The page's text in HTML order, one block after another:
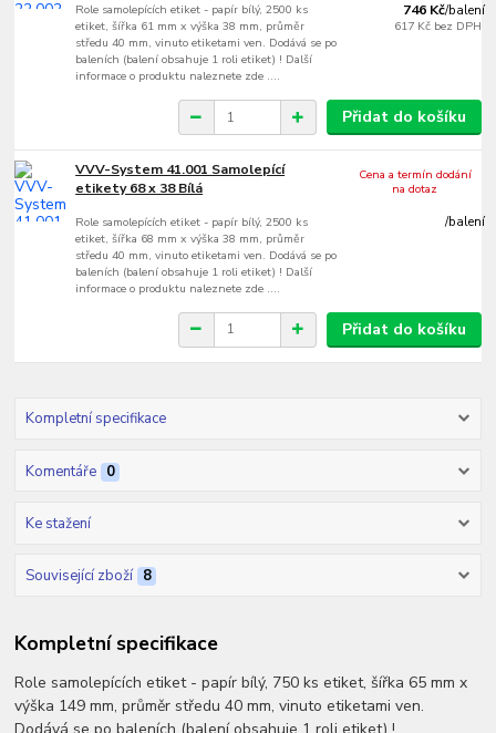
Role samolepících etiket - papír bílý, 2500 ks
etiket, šířka 61 mm x výška 38 mm, průměr
středu 40 mm, vinuto etiketami ven. Dodává se po
baleních (balení obsahuje 1 roli etiket) ! Další
informace o produktu naleznete zde ....
746 Kč/balení
617 Kč bez DPH
Přidat do košíku
VVV-System 41.001 Samolepící
etikety 68 x 38 Bílá
Role samolepících etiket - papír bílý, 2500 ks
etiket, šířka 68 mm x výška 38 mm, průměr
středu 40 mm, vinuto etiketami ven. Dodává se po
baleních (balení obsahuje 1 roli etiket) ! Další
informace o produktu naleznete zde ....
/balení
Cena a termín dodání
na dotaz
Přidat do košíku
Kompletní specifikace
Komentáře 0
Ke stažení
Související zboží 8
Kompletní specifikace
Role samolepících etiket - papír bílý, 750 ks etiket, šířka 65 mm x
výška 149 mm, průměr středu 40 mm, vinuto etiketami ven.